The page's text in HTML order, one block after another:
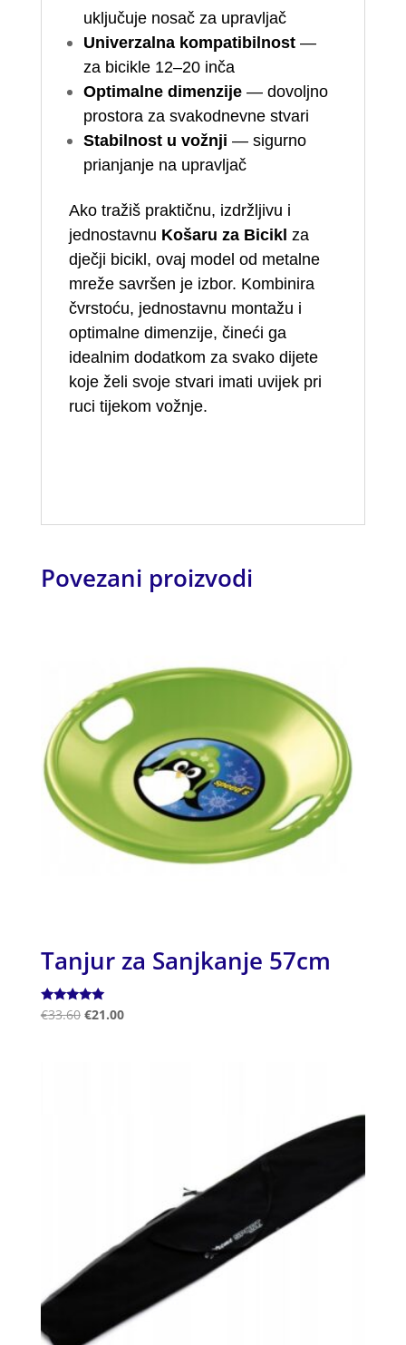
uključuje nosač za upravljač
Univerzalna kompatibilnost—
za bicikle 12–20 inča
Optimalne dimenzije— dovoljno
prostora za svakodnevne stvari
Stabilnost u vožnji — sigurno
prianjanje na upravljač
Ako tražiš praktičnu, izdržljivu i
jednostavnu Košaru za Bicikl za
dječji bicikl, ovaj model od metalne
mreže savršen je izbor. Kombinira
čvrstoću, jednostavnu montažu i
optimalne dimenzije, čineći ga
idealnim dodatkom za svako dijete
koje želi svoje stvari imati uvijek pri
ruci tijekom vožnje.
Povezani proizvodi
Tanjur za Sanjkanje 57cm
Ocjenjeno
5.00
€33.60 €21.00